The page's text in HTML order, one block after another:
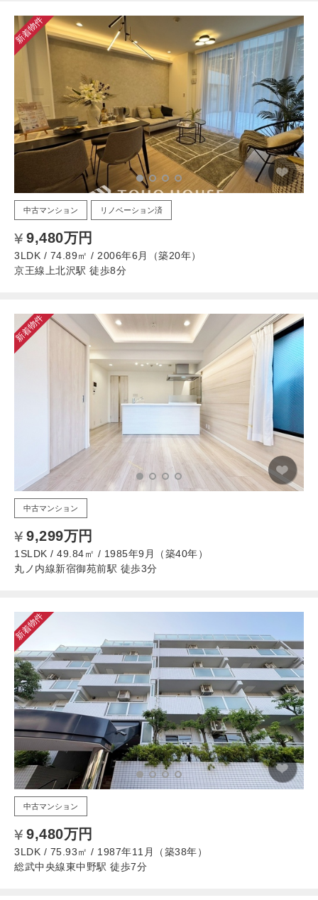
新着物件
中古マンション リノベーション済
9,480万円
3LDK / 74.89㎡ / 2006年6月（築20年）
京王線上北沢駅 徒歩8分
新着物件
中古マンション
9,299万円
1SLDK / 49.84㎡ / 1985年9月（築40年）
丸ノ内線新宿御苑前駅 徒歩3分
新着物件
中古マンション
9,480万円
3LDK / 75.93㎡ / 1987年11月（築38年）
総武中央線東中野駅 徒歩7分